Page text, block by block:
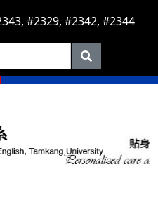
#2329, #2342, #2344